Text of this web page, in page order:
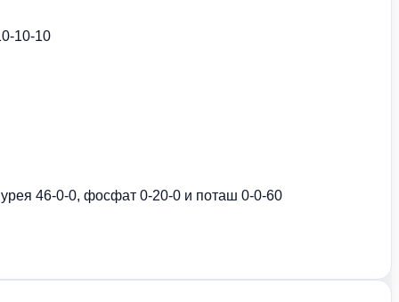
10-10
46-0-0, фосфат 0-20-0 и поташ 0-0-60